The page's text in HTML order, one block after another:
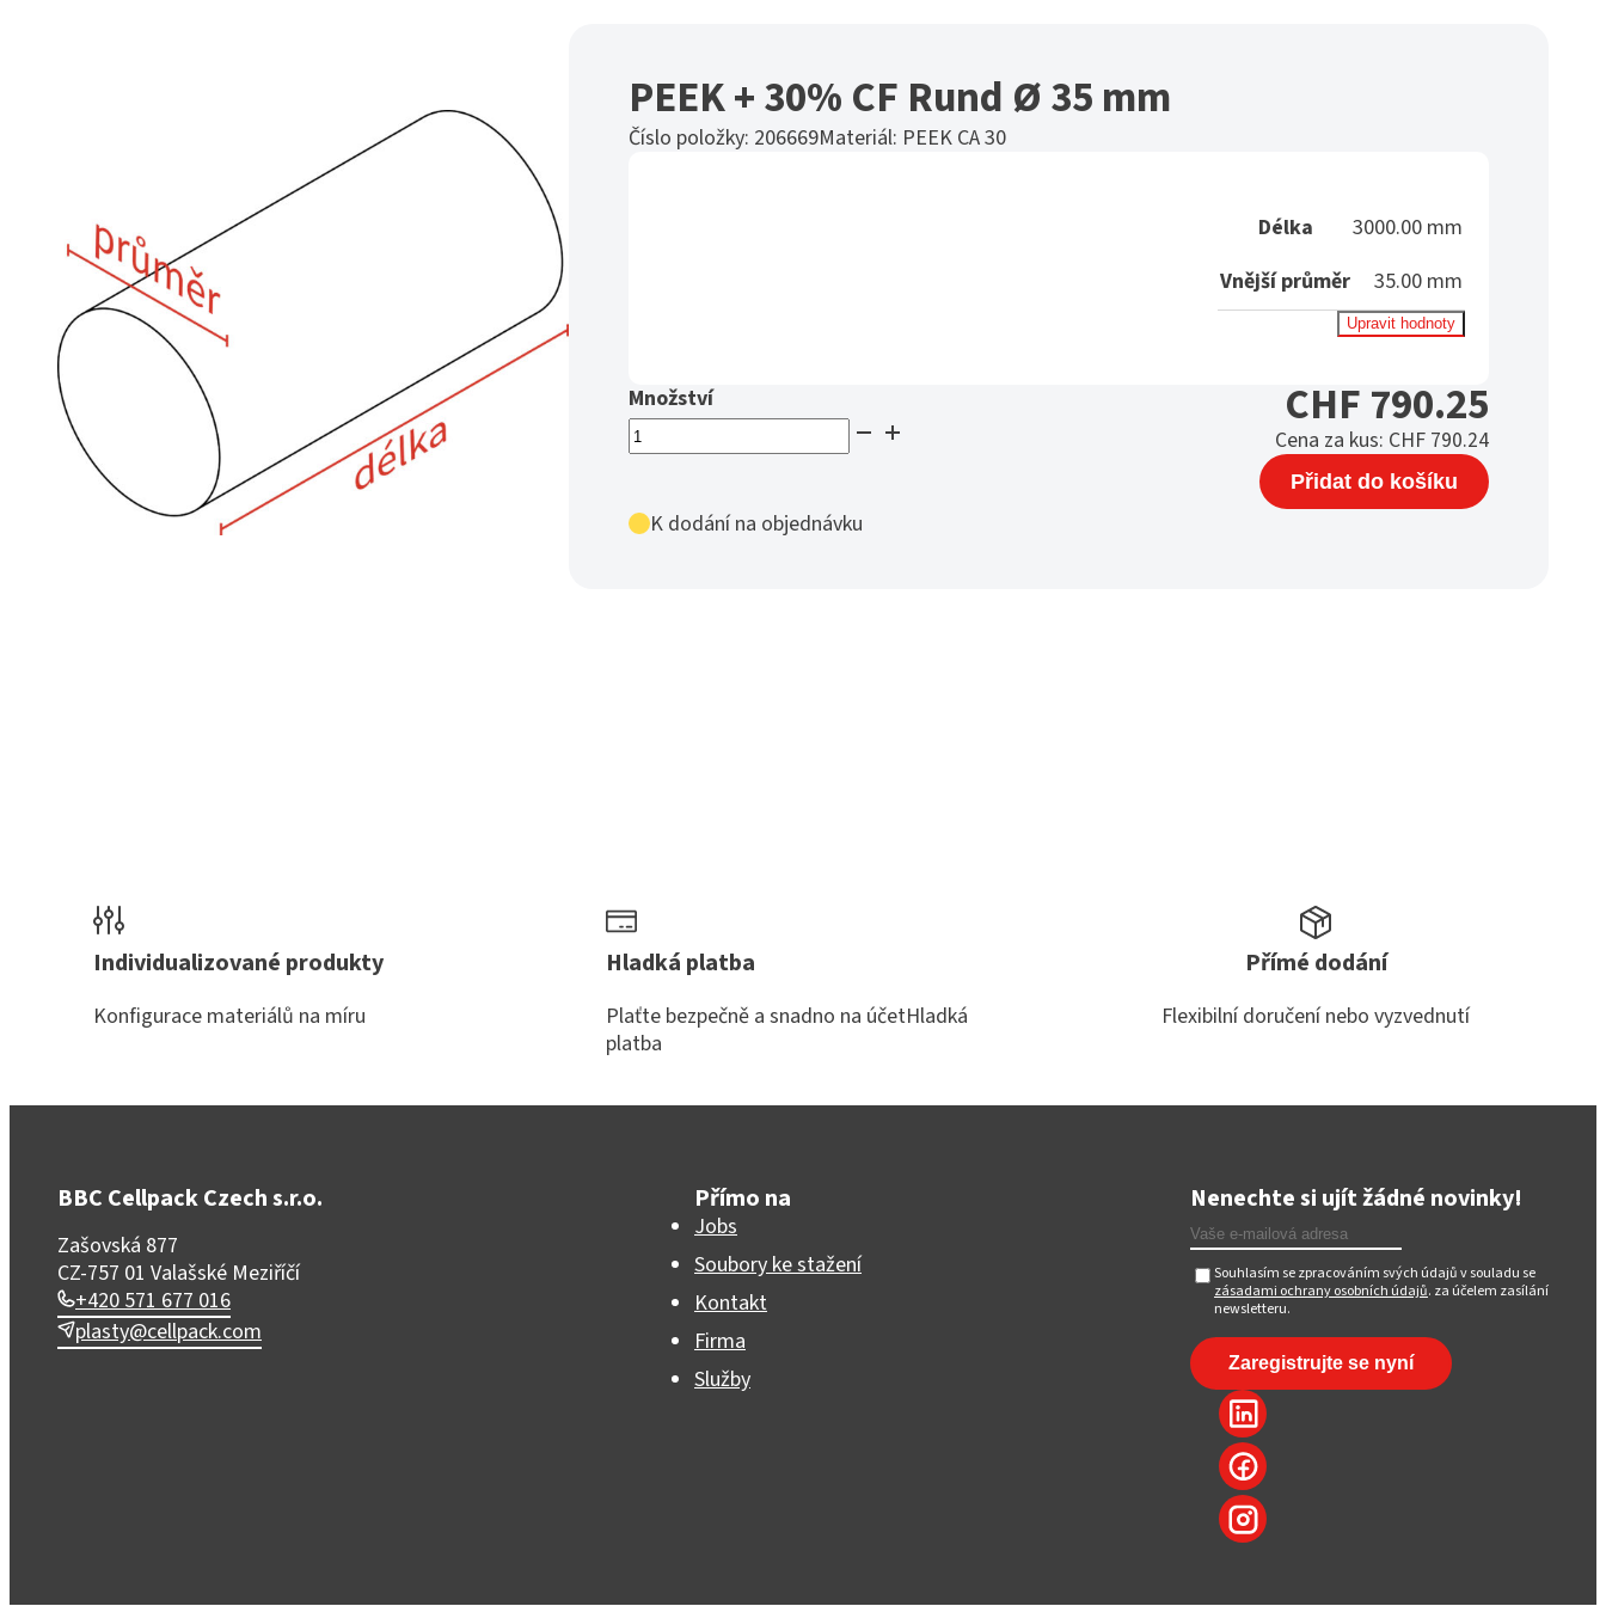
PEEK + 30% CF Rund Ø 35 mm
Číslo položky: 206669Materiál: PEEK CA 30
Délka
3000.00 mm
Vnější průměr
35.00 mm
Upravit hodnoty
PEEK
+
CF
Rund
CHF 790.25
Cena za kus: CHF 790.24
Přidat do košíku
K dodání na objednávku
Individualizované produkty
Konfigurace materiálů na míru
Hladká platba
Plaťte bezpečně a snadno na účetHladká
platba
Přímé dodání
Flexibilní doručení nebo vyzvednutí
BBC Cellpack Czech s.r.o.
Zašovská 877
CZ-757 01 Valašské Meziříčí
+420 571 677 016
plasty@cellpack.com
Přímo na
Jobs
Soubory ke stažení
Kontakt
Firma
Služby
Nenechte si ujít žádné novinky!
Souhlasím se zpracováním svých údajů v souladu se
zásadami ochrany osobních údajů. za účelem zasílání
newsletteru.